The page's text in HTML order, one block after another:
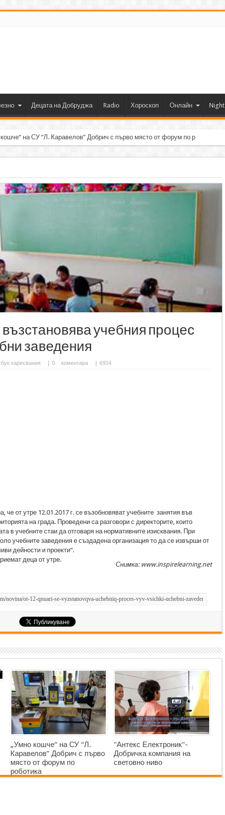
Децата на Добруджа Radio Хороскоп Онлайн Night
на СУ “Л. Каравелов” Добрич с първо място от форум по роботика
възстановява учебния процес
заведения
харесвания | 0 коментара | 6934
от утре 12.01.2017 г. се възобновяват учебните занятия във
на града. Проведени са разговори с директорите, които
в учебните стаи да отговаря на нормативните изисквания. При
учебните заведения е създадена организация то да се извърши от
дейности и проекти“.
деца от утре.
Снимка: www.inspirelearning.net
„Умно кошче“ на СУ “Л.
Каравелов” Добрич с първо
място от форум по
роботика
"Антекс Електроник"-
Добричка компания на
световно ниво